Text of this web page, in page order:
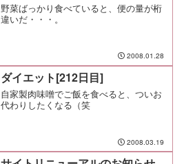
野菜ばっかり食べていると、便の量が桁
違いだ・・・。
2008.01.28
ダイエット[212日目]
自家製肉味噌でご飯を食べると、ついお
代わりしたくなる（笑
2008.03.19